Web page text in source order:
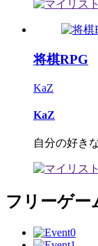
将棋RPG
KaZ
KaZ
自分の好き
フリーゲー